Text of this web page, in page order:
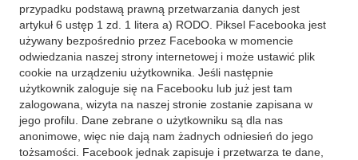
przypadku podstawą prawną przetwarzania danych jest
artykuł 6 ustęp 1 zd. 1 litera a) RODO. Piksel Facebooka jest
używany bezpośrednio przez Facebooka w momencie
odwiedzania naszej strony internetowej i może ustawić plik
cookie na urządzeniu użytkownika. Jeśli następnie
użytkownik zaloguje się na Facebooku lub już jest tam
zalogowana, wizyta na naszej stronie zostanie zapisana w
jego profilu. Dane zebrane o użytkowniku są dla nas
anonimowe, więc nie dają nam żadnych odniesień do jego
tożsamości. Facebook jednak zapisuje i przetwarza te dane,